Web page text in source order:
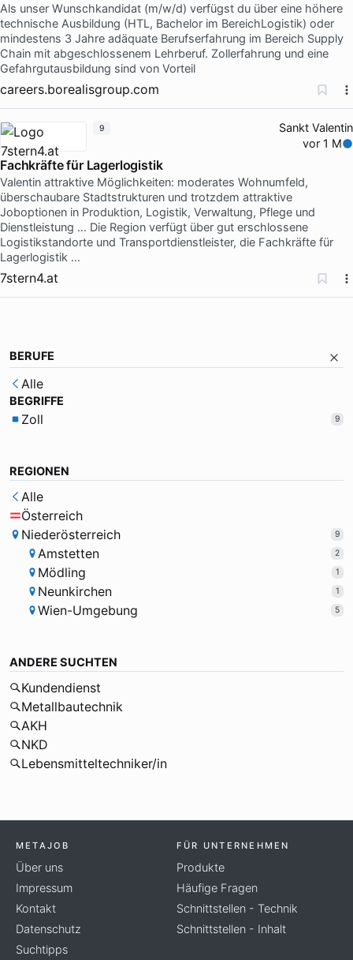
Als unser Wunschkandidat (m/w/d) verfügst du über eine höhere
technische Ausbildung (HTL, Bachelor im BereichLogistik) oder
mindestens 3 Jahre adäquate Berufserfahrung im Bereich Supply
Chain mit abgeschlossenem Lehrberuf. Zollerfahrung und eine
Gefahrgutausbildung sind von Vorteil
careers.borealisgroup.com
Sankt Valentin
vor 1 M
Fachkräfte für Lagerlogistik
Valentin attraktive Möglichkeiten: moderates Wohnumfeld,
überschaubare Stadtstrukturen und trotzdem attraktive
Joboptionen in Produktion, Logistik, Verwaltung, Pflege und
Dienstleistung … Die Region verfügt über gut erschlossene
Logistikstandorte und Transportdienstleister, die Fachkräfte für
Lagerlogistik …
7stern4.at
9
BERUFE
Alle
BEGRIFFE
Zoll 9
REGIONEN
Alle
Österreich
Niederösterreich
9
Amstetten 2
Mödling 1
Neunkirchen 1
Wien-Umgebung 5
ANDERE SUCHTEN
Kundendienst
Metallbautechnik
AKH
NKD
Lebensmitteltechniker/in
METAJOB
Über uns
Impressum
Kontakt
Datenschutz
Suchtipps
FÜR UNTERNEHMEN
Produkte
Häufige Fragen
Schnittstellen - Technik
Schnittstellen - Inhalt